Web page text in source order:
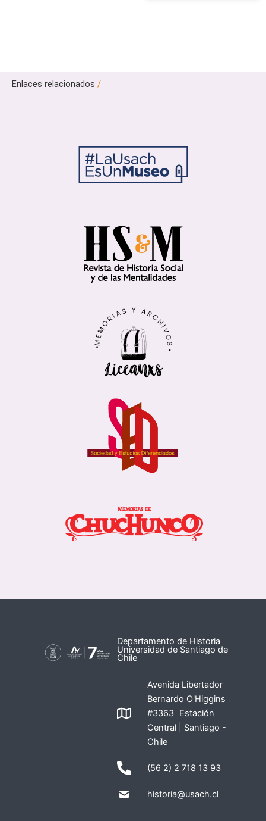
Enlaces relacionados /
Departamento de Historia
Universidad de Santiago de
Chile
Avenida Libertador
Bernardo O'Higgins
#3363 Estación
Central | Santiago -
Chile
(56 2) 2 718 13 93
historia@usach.cl